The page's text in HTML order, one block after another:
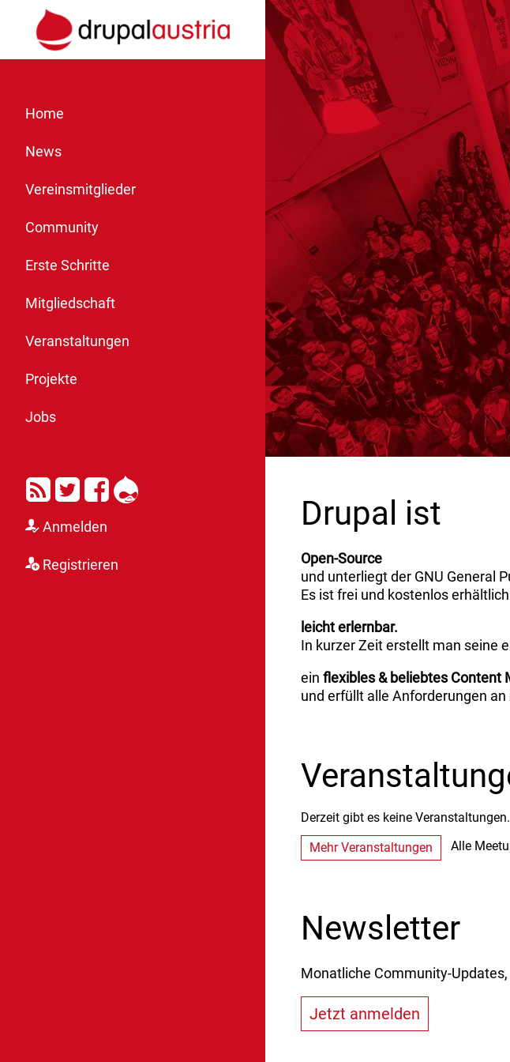
Home
News
Vereinsmitglieder
Community
Erste Schritte
Mitgliedschaft
Veranstaltungen
Projekte
Jobs
RSSTwitter
Facebook
Drupal
Anmelden
Registrieren
Drupal ist
Open-Source
und unterliegt der GNU General
Es ist frei und kostenlos
leicht erlernbar.
In kurzer Zeit erstellt man seine
ein flexibles & beliebtes Content
und erfüllt alle Anforderungen
Derzeit gibt es keine
Mehr Veranstaltungen
Alle
Newsletter
Monatliche Community-Updates,
Jetzt anmelden